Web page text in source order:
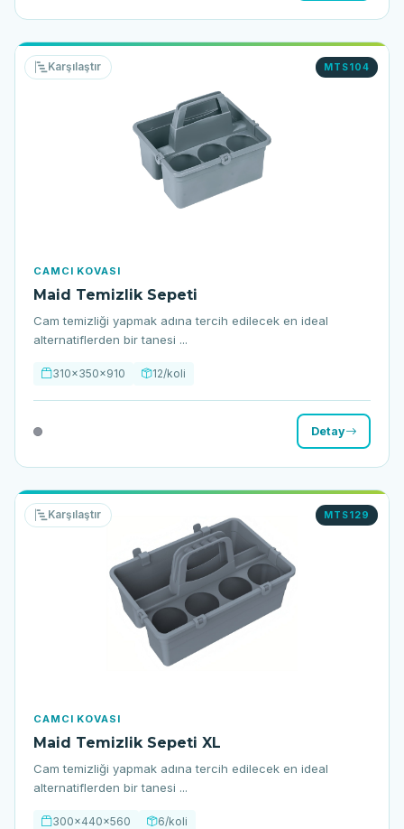
MTS104
Karşılaştır
CAMCI KOVASI
Maid Temizlik Sepeti
Cam temizliği yapmak adına tercih edilecek en ideal
alternatiflerden bir tanesi ...
310x350x910 12/koli
Detay
MTS129
Karşılaştır
CAMCI KOVASI
Maid Temizlik Sepeti XL
Cam temizliği yapmak adına tercih edilecek en ideal
alternatiflerden bir tanesi ...
300x440x560 6/koli